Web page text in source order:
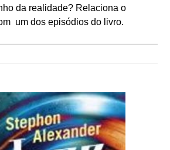
da realidade? Relaciona o
um dos episódios do livro.